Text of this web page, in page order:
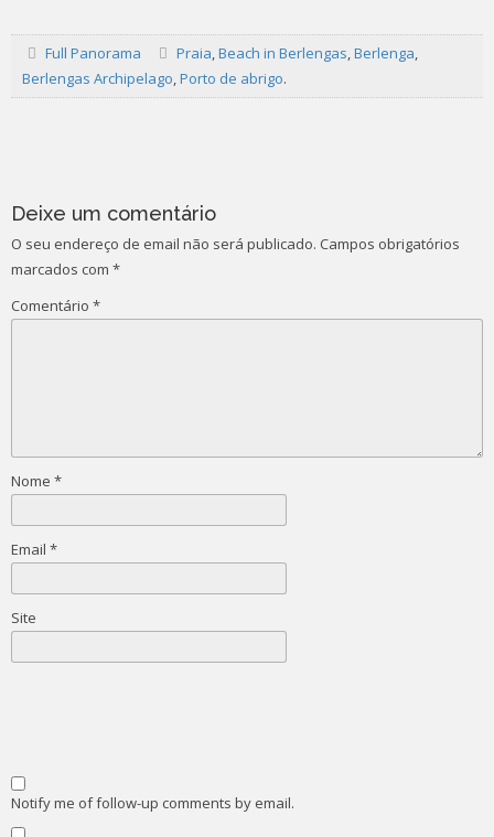
Full Panorama Praia Beach in Berlengas Berlenga
Berlengas Archipelago Porto de abrigo.
navigation
Deixe um comentário
O seu endereço de email não será publicado. Campos obrigatórios
marcados com *
Comentário *
Nome *
Email *
Site
Notify me of follow-up comments by email.